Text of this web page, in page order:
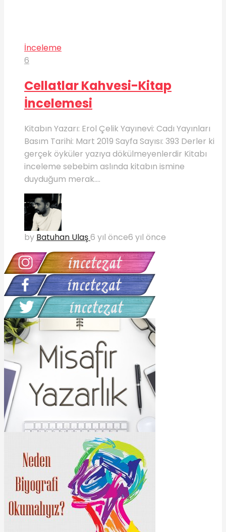
İnceleme
6
Cellatlar Kahvesi-Kitap
İncelemesi
Kitabın Yazarı: Erol Çelik Yayınevi: Cadı Yayınları
Basım Tarihi: Mart 2019 Sayfa Sayısı: 393 Derler ki
gerçek öyküler yazıya dökülmeyenlerdir Kitabı
inceleme sebebim aslında kitabın ismine
duyduğum merak....
by Batuhan Ulaş6 yıl önce6 yıl önce